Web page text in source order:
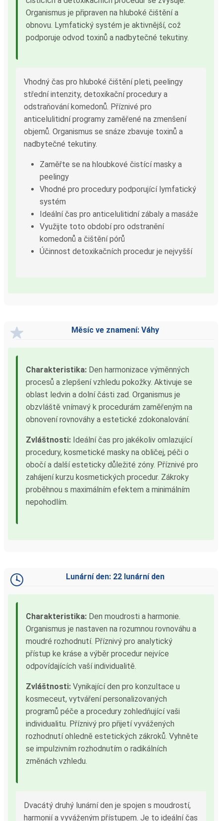
Organismus je připraven na hluboké čištění a
obnovu. Lymfatický systém je aktivnější, což
podporuje odvod toxinů a nadbytečné tekutiny.
Vhodný čas pro hluboké čištění pleti, peelingy
střední intenzity, detoxikační procedury a
odstraňování komedonů. Příznivé pro
anticelulitidní programy zaměřené na zmenšení
objemů. Organismus se snáze zbavuje toxinů a
nadbytečné tekutiny.
Zaměřte se na hloubkové čistící masky a
peelingy
Vhodné pro procedury podporující lymfatický
systém
Ideální čas pro anticelulitidní zábaly a masáže
Využijte toto období pro odstranění
komedonů a čištění pórů
Účinnost detoxikačních procedur je nejvyšší
Měsíc ve znamení: Váhy
Charakteristika: Den harmonizace výměnných
procesů a zlepšení vzhledu pokožky. Aktivuje se
oblast ledvin a dolní části zad. Organismus je
obzvláště vnímavý k procedurám zaměřeným na
obnovení rovnováhy a estetické zdokonalování.
Zvláštnosti: Ideální čas pro jakékoliv omlazující
procedury, kosmetické masky na obličej, péči o
obočí a další esteticky důležité zóny. Příznivé pro
zahájení kurzu kosmetických procedur. Zákroky
proběhnou s maximálním efektem a minimálním
nepohodlím.
Lunární den: 22 lunární den
Charakteristika: Den moudrosti a harmonie.
Organismus je nastaven na rozumnou rovnováhu a
moudré rozhodnutí. Příznivý pro analytický
přístup ke kráse a výběr procedur nejvíce
odpovídajících vaší individualitě.
Zvláštnosti: Vynikající den pro konzultace u
kosmeceut, vytváření personalizovaných
programů péče a procedury zohledňující vaši
individualitu. Příznivý pro přijetí vyvážených
rozhodnutí ohledně estetických zákroků. Vyhněte
se impulzivním rozhodnutím o radikálních
změnách vzhledu.
Dvacátý druhý lunární den je spojen s moudrostí,
harmonií a vyváženým přístupem. Je to ideální čas